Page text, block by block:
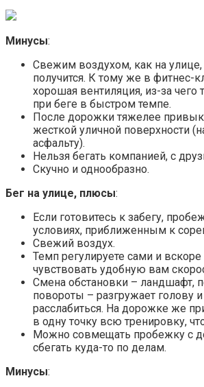
Минусы:
Свежим воздухом, как на
получится. К тому же в фитнес-
хорошая вентиляция, из-за
при беге в быстром темпе.
После дорожки тяжелее
жесткой уличной поверхности
асфальту).
Нельзя бегать компанией, с
Скучно и однообразно.
Бег на улице, плюсы:
Если готовитесь к забегу,
условиях, приближенным к
Свежий воздух.
Темп регулируете сами и вскоре
чувствовать удобную вам
Смена обстановки – ландшафт,
повороты – разгружает голову
расслабиться. На дорожке же
в одну точку всю тренировку,
Можно совмещать пробежку с
сбегать куда-то по делам.
Минусы: